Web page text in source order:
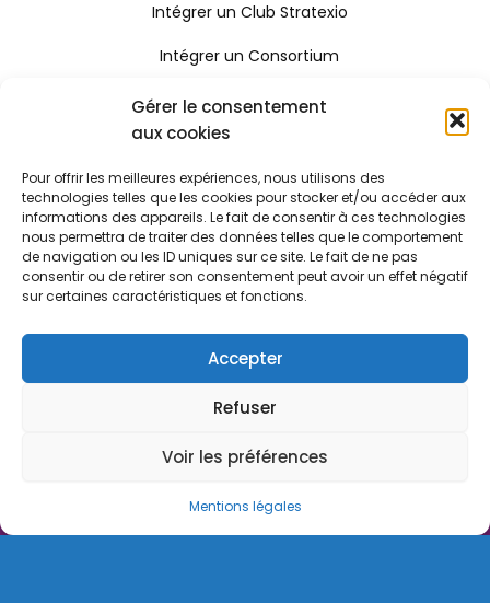
Gérer le consentement
aux cookies
Pour offrir les meilleures expériences, nous utilisons des
technologies telles que les cookies pour stocker et/ou accéder aux
informations des appareils. Le fait de consentir à ces technologies
nous permettra de traiter des données telles que le comportement
de navigation ou les ID uniques sur ce site. Le fait de ne pas
consentir ou de retirer son consentement peut avoir un effet négatif
sur certaines caractéristiques et fonctions.
Accepter
Refuser
Voir les préférences
Mentions légales
Intégrer un Club Stratexio
Intégrer un Consortium
Rejoindre le Réseau Stratexio
Gouvernance
Rapport d'activité
Consulter le certificat Qualiopi
Stratexio | Copyright © 2025
CGV
Politique de cookies
Règlement intérieur
Powered by ToWebOrNotToWeb